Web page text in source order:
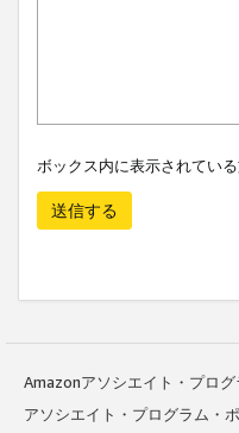
ボックス内に表示されてい
送信する
Amazonアソシエイト・プロ
アソシエイト・プログラム・